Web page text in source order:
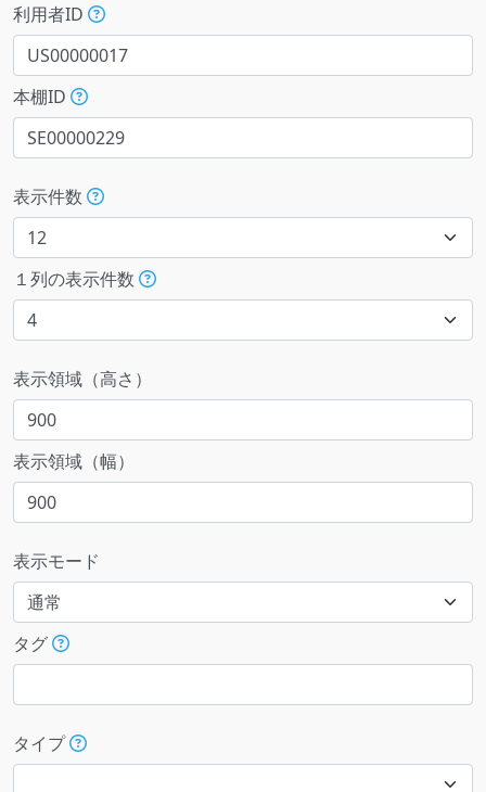
利用者ID
本棚ID
表示件数
１列の表示件数
表示領域（高さ）
表示領域（幅）
表示モード
タグ
タイプ